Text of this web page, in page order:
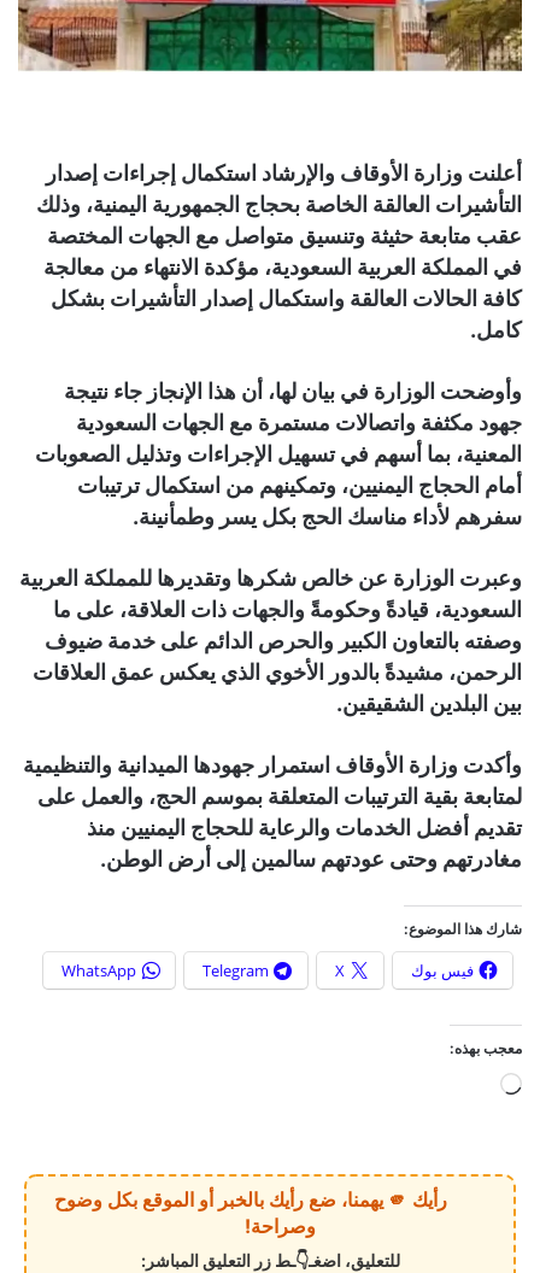
أعلنت وزارة الأوقاف والإرشاد استكمال إجراءات إصدار
التأشيرات العالقة الخاصة بحجاج الجمهورية اليمنية، وذلك
عقب متابعة حثيثة وتنسيق متواصل مع الجهات المختصة
في المملكة العربية السعودية، مؤكدة الانتهاء من معالجة
كافة الحالات العالقة واستكمال إصدار التأشيرات بشكل
كامل.
وأوضحت الوزارة في بيان لها، أن هذا الإنجاز جاء نتيجة
جهود مكثفة واتصالات مستمرة مع الجهات السعودية
المعنية، بما أسهم في تسهيل الإجراءات وتذليل الصعوبات
أمام الحجاج اليمنيين، وتمكينهم من استكمال ترتيبات
سفرهم لأداء مناسك الحج بكل يسر وطمأنينة.
وعبرت الوزارة عن خالص شكرها وتقديرها للمملكة العربية
السعودية، قيادةً وحكومةً والجهات ذات العلاقة، على ما
وصفته بالتعاون الكبير والحرص الدائم على خدمة ضيوف
الرحمن، مشيدةً بالدور الأخوي الذي يعكس عمق العلاقات
بين البلدين الشقيقين.
وأكدت وزارة الأوقاف استمرار جهودها الميدانية والتنظيمية
لمتابعة بقية الترتيبات المتعلقة بموسم الحج، والعمل على
تقديم أفضل الخدمات والرعاية للحجاج اليمنيين منذ
مغادرتهم وحتى عودتهم سالمين إلى أرض الوطن.
شارك هذا الموضوع:
فيس بوك X
Telegram
WhatsApp
معجب بهذه:
ي
رأيك 🫵 يهمنا، ضع رأيك بالخبر أو الموقع بكل وضوح
وصراحة!
للتعليق، اضغـ👇ـط زر التعليق المباشر: